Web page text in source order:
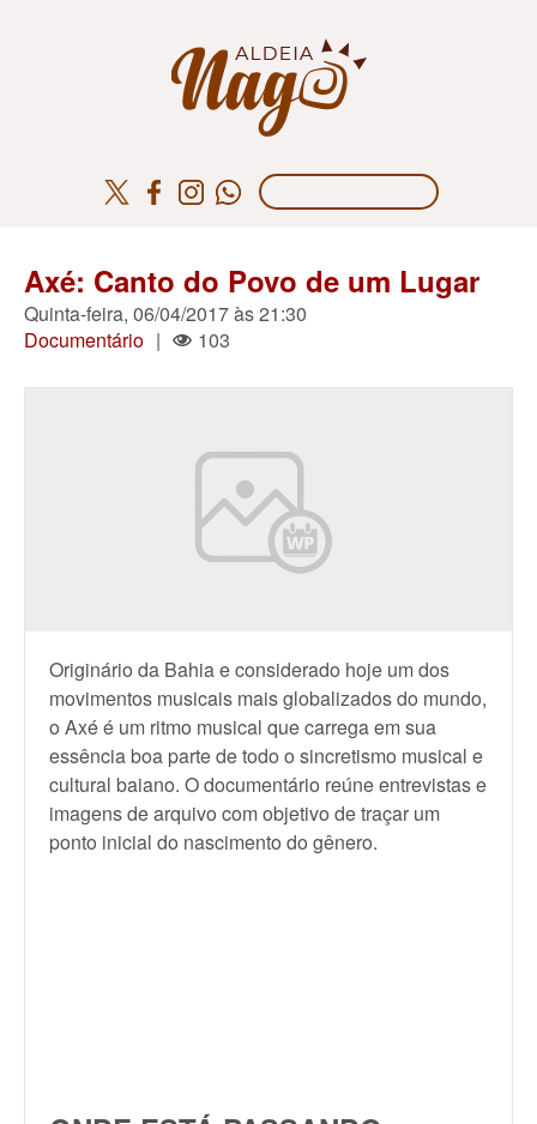
Axé: Canto do Povo de um Lugar
Quinta-feira, 06/04/2017 às 21:30
Documentário | 103
Originário da Bahia e considerado hoje um dos
movimentos musicais mais globalizados do mundo,
o Axé é um ritmo musical que carrega em sua
essência boa parte de todo o sincretismo musical e
cultural baiano. O documentário reúne entrevistas e
imagens de arquivo com objetivo de traçar um
ponto inicial do nascimento do gênero.